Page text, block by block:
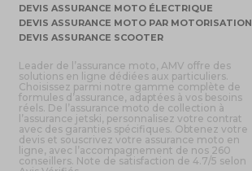
DEVIS ASSURANCE MOTO ÉLECTRIQUE
DEVIS ASSURANCE MOTO PAR MOTORISATION
DEVIS ASSURANCE SCOOTER
Leader de l’assurance moto, AMV offre des
solutions en ligne dédiées aux particuliers.
Choisissez parmi notre gamme complète de
formules d’assurance, adaptées à vos besoins
réels. De l’assurance moto de collection à
l’assurance jetski, personnalisez votre contrat
avec des garanties spécifiques. Obtenez votre
devis et souscrivez votre assurance moto en
ligne, avec l’accompagnement de nos 260
conseillers. Note de satisfaction de 4.7/5 selon